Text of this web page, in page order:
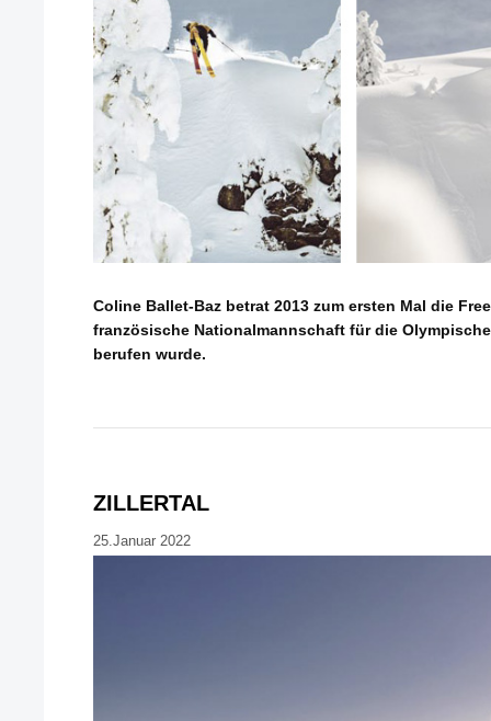
Coline Ballet-Baz betrat 2013 zum ersten Mal die
französische Nationalmannschaft für die
berufen wurde.
ZILLERTAL
25.Januar 2022